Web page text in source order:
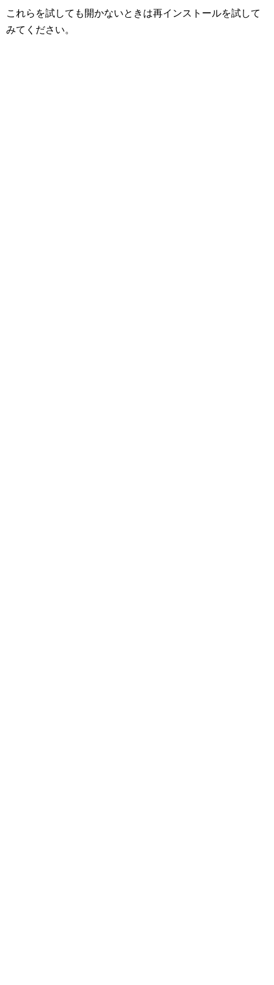
これらを試しても開かないときは再インストールを試して
みてください。